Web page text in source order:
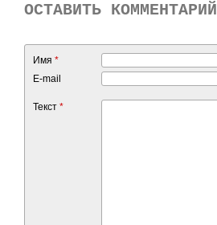
ОСТАВИТЬ КОММЕНТАРИЙ
Имя *
E-mail
Текст *